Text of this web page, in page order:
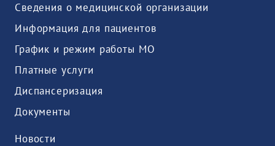
Сведения о медицинской организации
Информация для пациентов
График и режим работы МО
Платные услуги
Диспансеризация
Документы
Новости